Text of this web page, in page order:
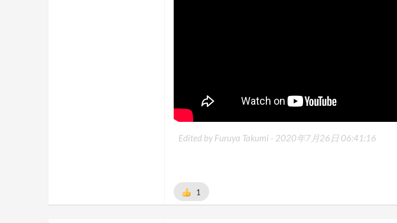
Edited by Furuya Takumi - 2020年7月26日 06:41:16
1